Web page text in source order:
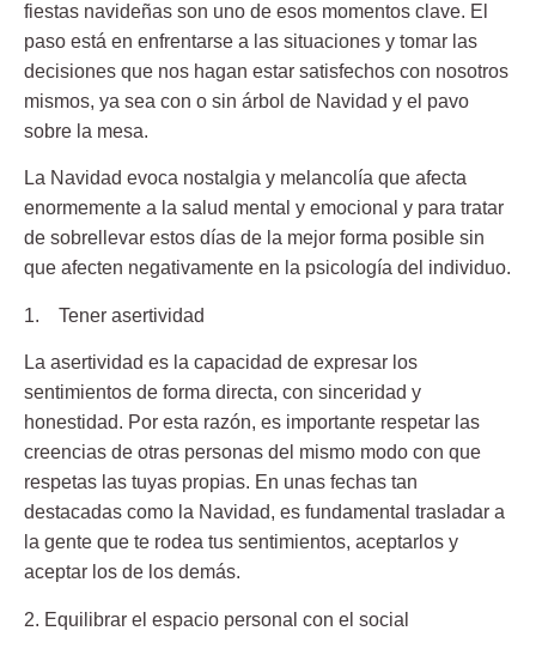
fiestas navideñas son uno de esos momentos clave. El
paso está en enfrentarse a las situaciones y tomar las
decisiones que nos hagan estar satisfechos con nosotros
mismos, ya sea con o sin árbol de Navidad y el pavo
sobre la mesa.
La Navidad evoca nostalgia y melancolía que afecta
enormemente a la salud mental y emocional y para tratar
de sobrellevar estos días de la mejor forma posible sin
que afecten negativamente en la psicología del individuo.
1. Tener asertividad
La asertividad es la capacidad de expresar los
sentimientos de forma directa, con sinceridad y
honestidad. Por esta razón, es importante respetar las
creencias de otras personas del mismo modo con que
respetas las tuyas propias. En unas fechas tan
destacadas como la Navidad, es fundamental trasladar a
la gente que te rodea tus sentimientos, aceptarlos y
aceptar los de los demás.
2. Equilibrar el espacio personal con el social